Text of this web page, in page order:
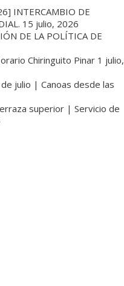
INTERCAMBIO DE
15 julio, 2026
DE LA POLÍTICA DE
Chiringuito Pinar 1 julio,
julio | Canoas desde las
superior | Servicio de